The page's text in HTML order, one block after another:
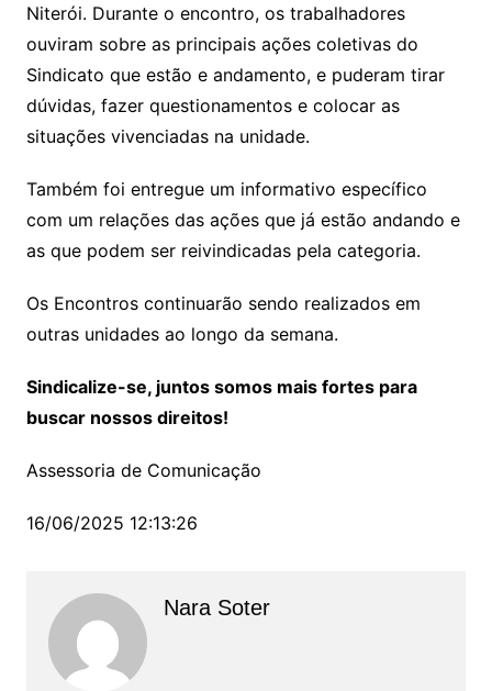
Niterói. Durante o encontro, os trabalhadores
ouviram sobre as principais ações coletivas do
Sindicato que estão e andamento, e puderam tirar
dúvidas, fazer questionamentos e colocar as
situações vivenciadas na unidade.
Também foi entregue um informativo específico
com um relações das ações que já estão andando e
as que podem ser reivindicadas pela categoria.
Os Encontros continuarão sendo realizados em
outras unidades ao longo da semana.
Sindicalize-se, juntos somos mais fortes para
buscar nossos direitos!
Assessoria de Comunicação
16/06/2025 12:13:26
Nara Soter